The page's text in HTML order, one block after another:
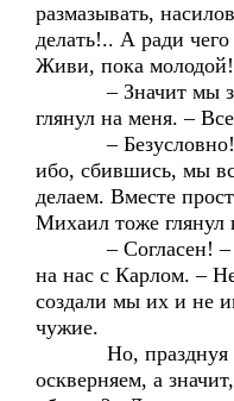
размазывать,
делать!.. А ради
Живи, пока молодой!
– Значит мы
глянул на меня. –
– Безусловно!..
ибо, сбившись, мы
делаем. Вместе
Михаил тоже глянул
– Согласен! –
на нас с Карлом. –
создали мы их и не
чужие.
Но, празднуя
оскверняем, а